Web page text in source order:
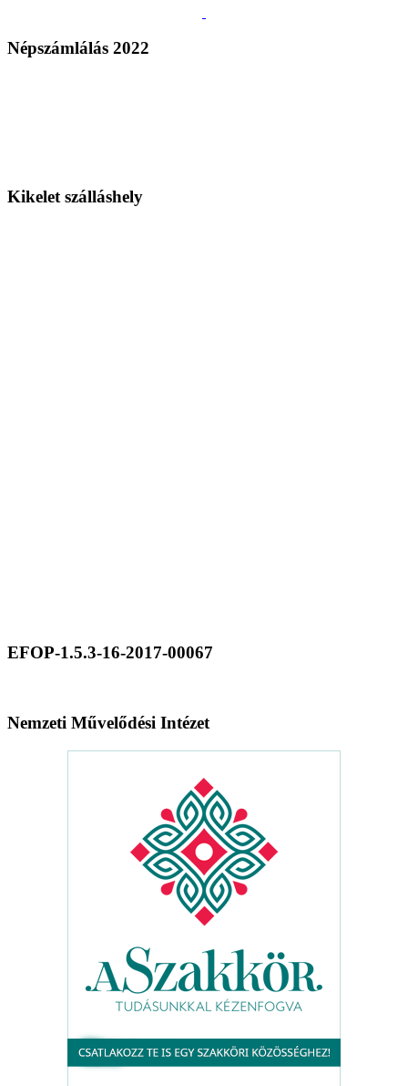
Népszámlálás 2022
Kikelet szálláshely
EFOP-1.5.3-16-2017-00067
Nemzeti Művelődési Intézet